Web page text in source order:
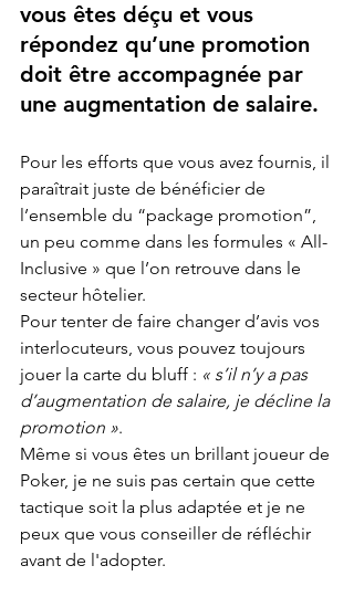
vous êtes déçu et vous
répondez qu’une promotion
doit être accompagnée par
une augmentation de salaire.
Pour les efforts que vous avez fournis, il
paraîtrait juste de bénéficier de
l’ensemble du “package promotion”,
un peu comme dans les formules « All-
Inclusive » que l’on retrouve dans le
secteur hôtelier.
Pour tenter de faire changer d’avis vos
interlocuteurs, vous pouvez toujours
jouer la carte du bluff : « s’il n’y a pas
d’augmentation de salaire, je décline la
promotion ».
Même si vous êtes un brillant joueur de
Poker, je ne suis pas certain que cette
tactique soit la plus adaptée et je ne
peux que vous conseiller de réfléchir
avant de l'adopter.